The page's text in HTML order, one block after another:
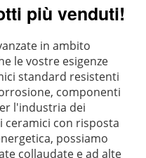
più venduti!
in ambito
le vostre esigenze
standard resistenti
componenti
l'industria dei
con risposta
possiamo
collaudate e ad alte